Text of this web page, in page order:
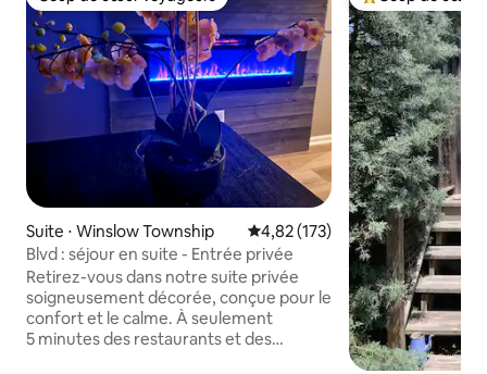
Coup de cœur voyageurs
Suite ⋅ Winslow Township Évaluation moyenne sur la
4,82 (173)
Blvd : séjour en suite - Entrée privée
Retirez-vous dans notre suite privée
soigneusement décorée, conçue pour le
confort et le calme. À seulement
5 minutes des restaurants et des
Coups de cœur